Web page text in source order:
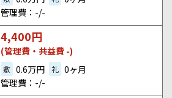
管理費：-/-
4,400円
(管理費・共益費 -)
敷 0.6万円 礼 0ヶ月
管理費：-/-